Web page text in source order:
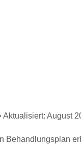
Aktualisiert: August
Behandlungsplan